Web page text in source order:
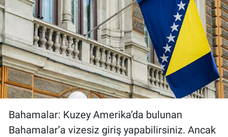
Bahamalar: Kuzey Amerika’da bulunan
Bahamalar’a vizesiz giriş yapabilirsiniz. Ancak